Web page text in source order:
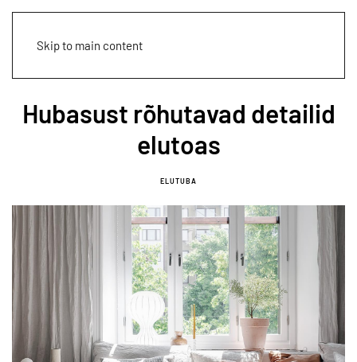
Skip to main content
Hubasust rõhutavad detailid
elutoas
ELUTUBA